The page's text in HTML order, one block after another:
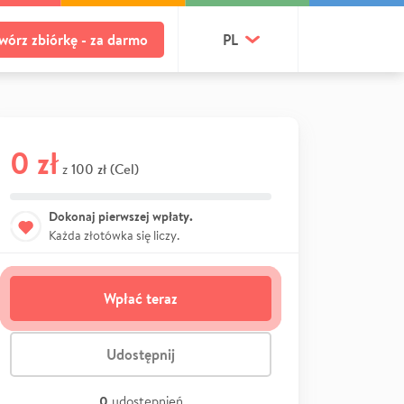
zbiórkę - za darmo PL
0 zł z 100 zł (Cel)
Dokonaj pierwszej wpłaty.
Każda złotówka się liczy.
Wpłać teraz
Udostępnij